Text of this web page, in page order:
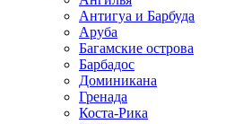
Антигуа и Барбуда
Аруба
Багамские острова
Барбадос
Доминикана
Гренада
Коста-Рика